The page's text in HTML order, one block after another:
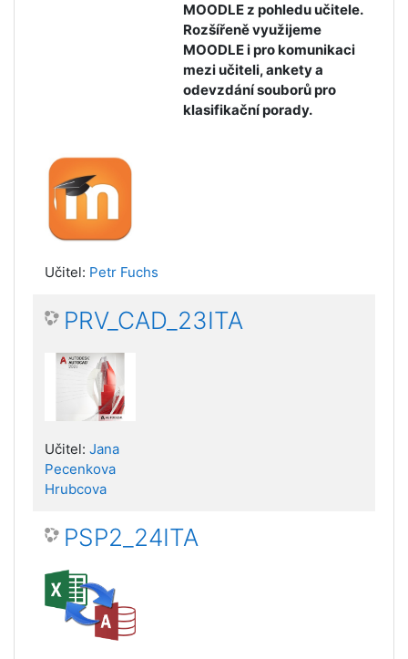
MOODLE z pohledu učitele.
Rozšířeně využijeme
MOODLE i pro komunikaci
mezi učiteli, ankety a
odevzdání souborů pro
klasifikační porady.
Učitel: Petr Fuchs
PRV_CAD_23ITA
Učitel: Jana
Pecenkova
Hrubcova
PSP2_24ITA